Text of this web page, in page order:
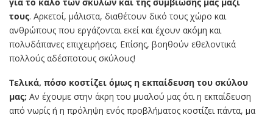
τους. Αρκετοί, μάλιστα, διαθέτουν δικό τους χώρο και
ανθρώπους που εργάζονται εκεί και έχουν ακόμη και
πολυδάπανες επιχειρήσεις. Επίσης, βοηθούν εθελοντικά
πολλούς αδέσποτους σκύλους!
Τελικά, πόσο κοστίζει όμως η εκπαίδευση του σκύλου
μας; Αν έχουμε στην άκρη του μυαλού μας ότι η εκπαίδευση
από νωρίς ή η πρόληψη ενός προβλήματος κοστίζει πάντα, μα